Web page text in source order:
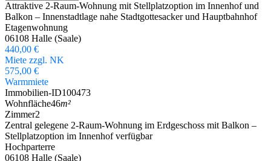
Attraktive 2-Raum-Wohnung mit Stellplatzoption im Innenhof und
Balkon – Innenstadtlage nahe Stadtgottesacker und Hauptbahnhof
Etagenwohnung
06108 Halle (Saale)
440,00 €
Miete zzgl. NK
575,00 €
Warmmiete
Immobilien-ID100473
Wohnfläche46m²
Zimmer2
Zentral gelegene 2-Raum-Wohnung im Erdgeschoss mit Balkon –
Stellplatzoption im Innenhof verfügbar
Hochparterre
06108 Halle (Saale)